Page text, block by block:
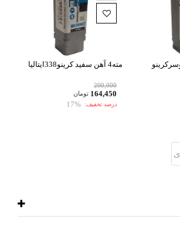
مته4 آهن سفید کرینو338ایتالیا
200,000
164,450 تومان
درصد تخفیف: 17%